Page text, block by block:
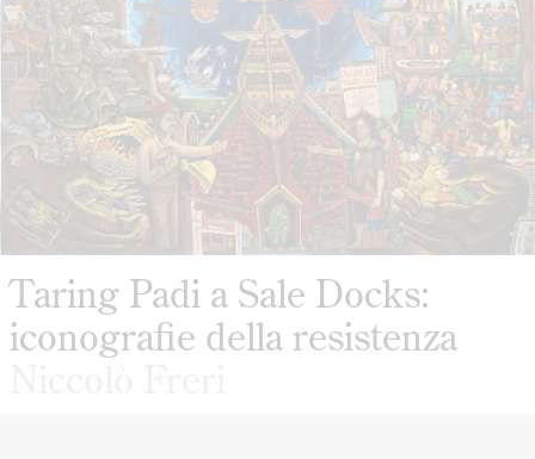
Taring Padi a Sale Docks:
iconografie della resistenza